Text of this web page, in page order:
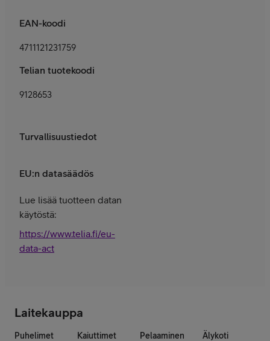
EAN-koodi
4711121231759
Telian tuotekoodi
9128653
Turvallisuustiedot
EU:n datasäädös
Lue lisää tuotteen datan
käytöstä:
https://www.telia.fi/eu-
data-act
Laitekauppa
Puhelimet Kaiuttimet Pelaaminen Älykoti